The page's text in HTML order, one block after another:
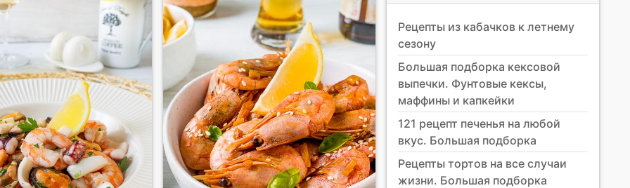
Рецепты из кабачков к летнему
сезону
Большая подборка кексовой
выпечки. Фунтовые кексы,
маффины и капкейки
121 рецепт печенья на любой
вкус. Большая подборка
Рецепты тортов на все случаи
жизни. Большая подборка